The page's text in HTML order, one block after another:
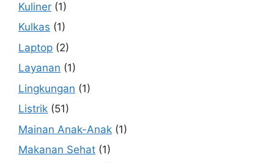
Kuliner (1)
Kulkas (1)
Laptop (2)
Layanan (1)
Lingkungan (1)
Listrik (51)
Mainan Anak-Anak (1)
Makanan Sehat (1)